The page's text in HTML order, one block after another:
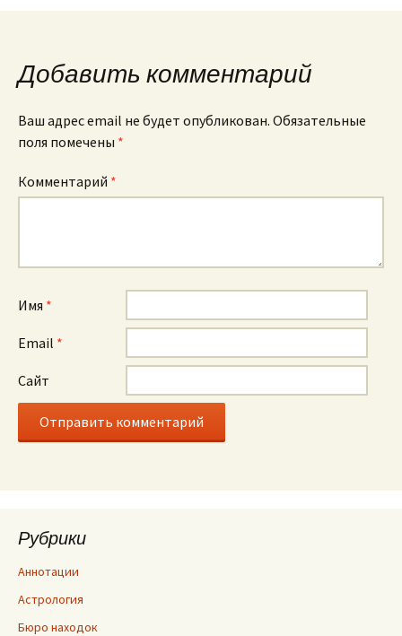
Добавить комментарий
Ваш адрес email не будет опубликован. Обязательные
поля помечены *
Комментарий *
Имя *
Email *
Сайт
Рубрики
Аннотации
Астрология
Бюро находок